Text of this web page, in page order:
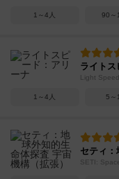
1～4人 90～
ライトス
Light
1～4人 5～
セティ：
SETI: